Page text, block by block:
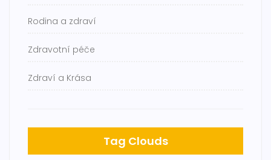
Rodina a zdraví
Zdravotní péče
Zdraví a Krása
Tag Clouds